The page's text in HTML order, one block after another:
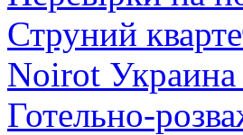
Струний
Noirot Украина
Готельно-